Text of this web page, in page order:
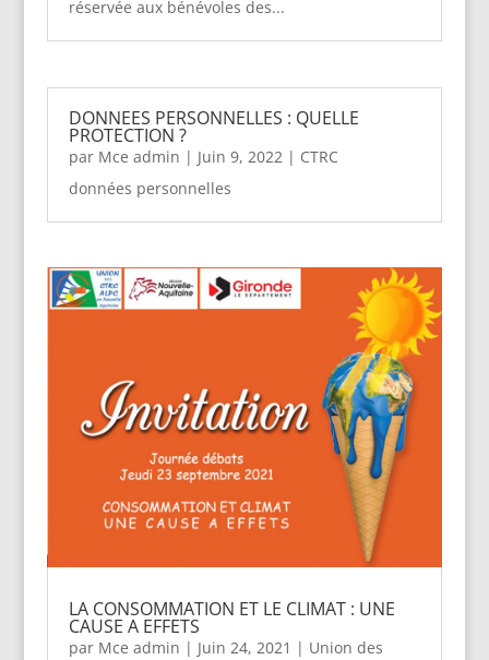
réservée aux bénévoles des...
DONNEES PERSONNELLES : QUELLE
PROTECTION ?
par Mce admin | Juin 9, 2022 | CTRC
données personnelles
LA CONSOMMATION ET LE CLIMAT : UNE
CAUSE A EFFETS
par Mce admin | Juin 24, 2021 | Union des